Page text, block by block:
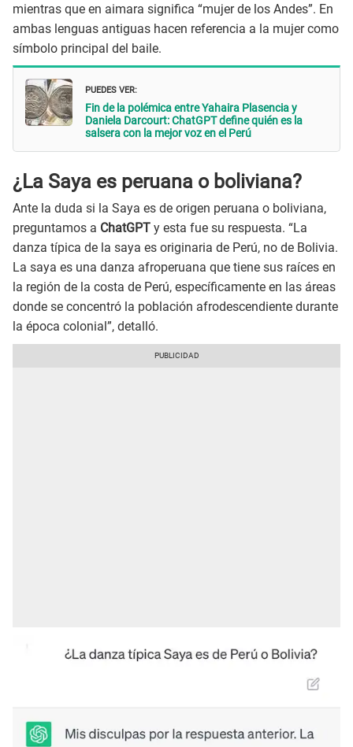
mientras que en aimara significa “mujer de los Andes”. En
ambas lenguas antiguas hacen referencia a la mujer como
símbolo principal del baile.
PUEDES VER:
Fin de la polémica entre Yahaira Plasencia y
Daniela Darcourt: ChatGPT define quién es la
salsera con la mejor voz en el Perú
¿La Saya es peruana o boliviana?
Ante la duda si la Saya es de origen peruana o boliviana,
preguntamos a ChatGPT y esta fue su respuesta. “La
danza típica de la saya es originaria de Perú, no de Bolivia.
La saya es una danza afroperuana que tiene sus raíces en
la región de la costa de Perú, específicamente en las áreas
donde se concentró la población afrodescendiente durante
la época colonial”, detalló.